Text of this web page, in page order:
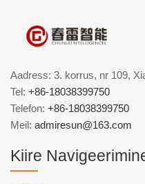
Aadress: 3. korrus, nr 109,
Tel: +86-18038399750
Telefon: +86-18038399750
Meil: admiresun@163.com
Kiire